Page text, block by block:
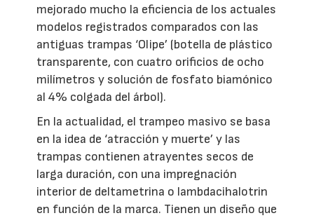
mejorado mucho la eficiencia de los actuales
modelos registrados comparados con las
antiguas trampas ‘Olipe’ (botella de plástico
transparente, con cuatro orificios de ocho
milímetros y solución de fosfato biamónico
al 4% colgada del árbol).
En la actualidad, el trampeo masivo se basa
en la idea de ‘atracción y muerte’ y las
trampas contienen atrayentes secos de
larga duración, con una impregnación
interior de deltametrina o lambdacihalotrin
en función de la marca. Tienen un diseño que